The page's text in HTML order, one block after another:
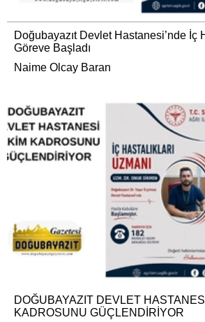
Doğubayazıt Devlet Hastanesi’nde İç
Göreve Başladı
Naime Olcay Baran
DOĞUBAYAZIT DEVLET
KADROSUNU GÜÇLENDİRİYOR